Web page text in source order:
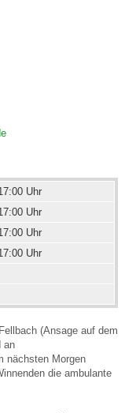
Uhr
Uhr
Uhr
Uhr
(Ansage auf dem
an
nächsten Morgen
die ambulante